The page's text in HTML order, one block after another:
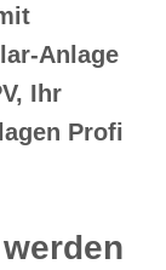
Anlage
Ihr
Profi